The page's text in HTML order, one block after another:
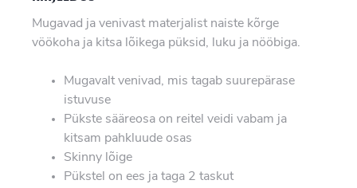
Mugavad ja venivast materjalist naiste kõrge
vöökoha ja kitsa lõikega püksid, luku ja nööbiga.
Mugavalt venivad, mis tagab suurepärase
istuvuse
Pükste sääreosa on reitel veidi vabam ja
kitsam pahkluude osas
Skinny lõige
Pükstel on ees ja taga 2 taskut